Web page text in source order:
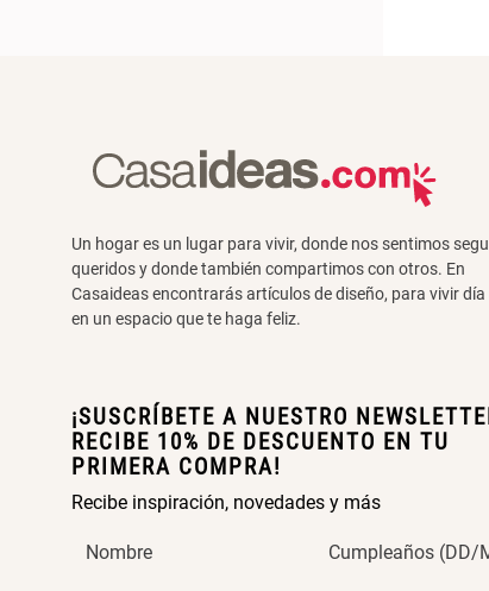
Un hogar es un lugar para vivir, donde nos sentimos
queridos y donde también compartimos con otros. En
Casaideas encontrarás artículos de diseño, para vivir día
en un espacio que te haga feliz.
¡SUSCRÍBETE A NUESTRO
RECIBE 10% DE DESCUENTO EN TU
PRIMERA COMPRA!
Recibe inspiración, novedades y más
Nombre Cumpleaños (DD/